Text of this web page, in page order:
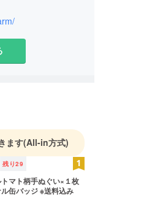
ます(All-in方式)
残り29
マト柄手ぬぐい×１枚
缶バッジ ※送料込み